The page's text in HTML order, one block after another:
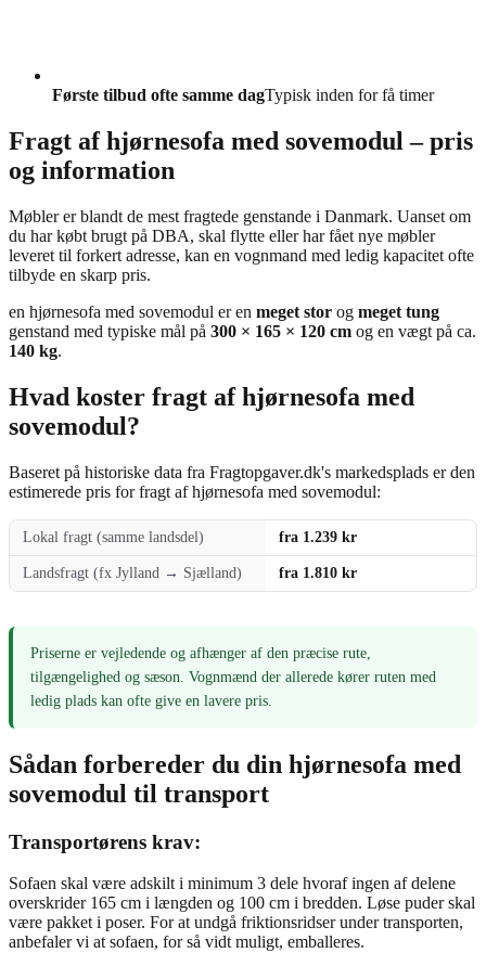
Første tilbud ofte samme dagTypisk inden for få timer
Fragt af hjørnesofa med sovemodul – pris
og information
Møbler er blandt de mest fragtede genstande i Danmark. Uanset om
du har købt brugt på DBA, skal flytte eller har fået nye møbler
leveret til forkert adresse, kan en vognmand med ledig kapacitet ofte
tilbyde en skarp pris.
en hjørnesofa med sovemodul er en meget stor og meget tung
genstand med typiske mål på 300 × 165 × 120 cm og en vægt på ca.
140 kg.
Hvad koster fragt af hjørnesofa med
sovemodul?
Baseret på historiske data fra Fragtopgaver.dk's markedsplads er den
estimerede pris for fragt af hjørnesofa med sovemodul:
Lokal fragt (samme landsdel) fra 1.239 kr
Landsfragt (fx Jylland → Sjælland) fra 1.810 kr
Priserne er vejledende og afhænger af den præcise rute,
tilgængelighed og sæson. Vognmænd der allerede kører ruten med
ledig plads kan ofte give en lavere pris.
Sådan forbereder du din hjørnesofa med
sovemodul til transport
Transportørens krav:
Sofaen skal være adskilt i minimum 3 dele hvoraf ingen af delene
overskrider 165 cm i længden og 100 cm i bredden. Løse puder skal
være pakket i poser. For at undgå friktionsridser under transporten,
anbefaler vi at sofaen, for så vidt muligt, emballeres.